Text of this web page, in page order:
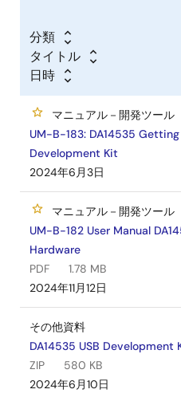
分類
タイトル
日時
マニュアル－開発ツール
UM-B-183: DA14535
Development Kit
2024年6月3日
マニュアル－開発ツール
UM-B-182 User Manual
Hardware
PDF
1.78 MB
2024年11月12日
その他資料
DA14535 USB Development
ZIP
580 KB
2024年6月10日